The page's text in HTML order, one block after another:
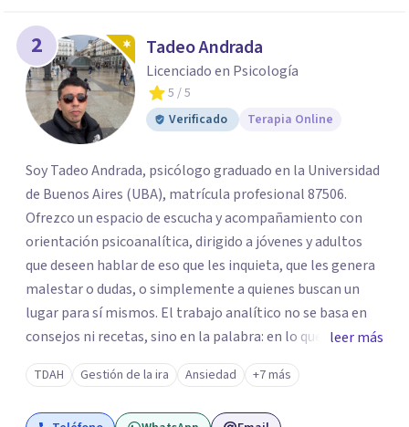
2 Tadeo Andrada
Licenciado en Psicología
5 / 5
Verificado
Terapia Online
Soy Tadeo Andrada, psicólogo graduado en la Universidad
de Buenos Aires (UBA), matrícula profesional 87506.
Ofrezco un espacio de escucha y acompañamiento con
orientación psicoanalítica, dirigido a jóvenes y adultos
que deseen hablar de eso que les inquieta, que les genera
malestar o dudas, o simplemente a quienes buscan un
lugar para sí mismos. El trabajo analítico no se basa en
consejos ni recetas, sino en la palabra: en lo que cada
quien puede decir de su historia, de su deseo, de su
malestar... En el encuentro con un analista se abre la
posibilidad de pensar de otro modo eso que hasta ahora
leer más
TDAH Gestión de la ira Ansiedad +7 más